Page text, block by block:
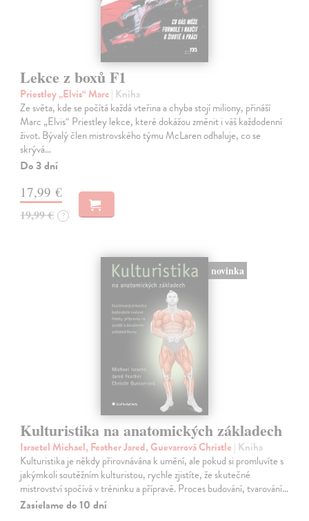
Lekce z boxů F1
Priestley „Elvis“ Marc| Kniha
Ze světa, kde se počítá každá vteřina a chyba stojí miliony, přináší
Marc „Elvis“ Priestley lekce, které dokážou změnit i váš každodenní
život. Bývalý člen mistrovského týmu McLaren odhaluje, co se
skrývá…
Do 3 dní
17,99 €
19,99 € ?
novinka
Kulturistika na anatomických základech
Israetel Michael, Feather Jared, Guevarrová Christle | Kniha
Kulturistika je někdy přirovnávána k umění, ale pokud si promluvíte s
jakýmkoli soutěžním kulturistou, rychle zjistíte, že skutečné
mistrovství spočívá v tréninku a přípravě. Proces budování, tvarování…
Zasielame do 10 dní